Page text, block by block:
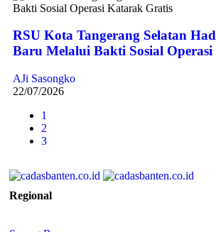
RSU Kota Tangerang Selatan
Baru Melalui Bakti Sosial
AJi Sasongko
22/07/2026
1
2
3
Regional